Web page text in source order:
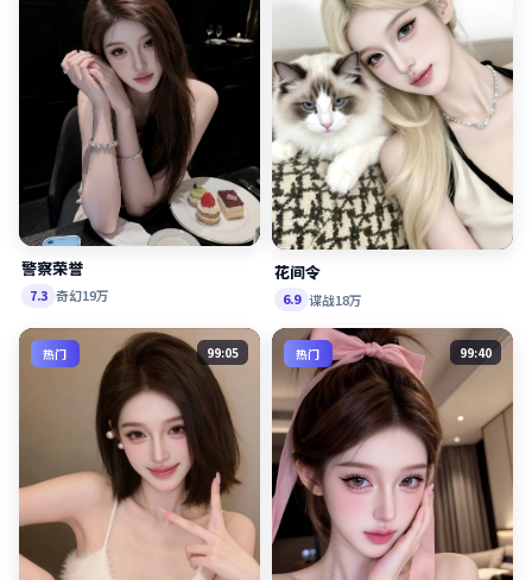
警察荣誉
7.3 奇幻19万
花间令
6.9 谍战18万
热门 99:05 热门 99:40